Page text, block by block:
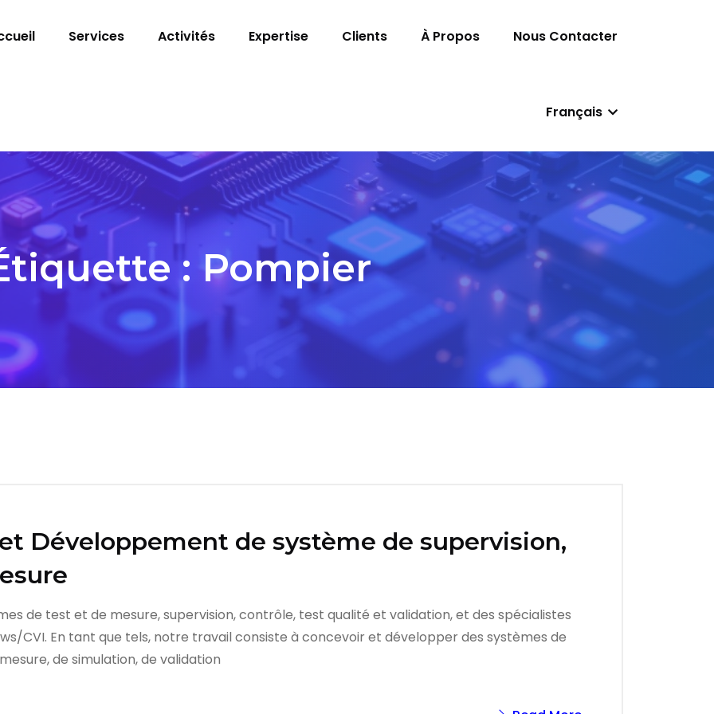
Services Activités Expertise Clients À Propos Nous Contacter
Français
:Pompier
Développement de système de supervision,
de test et de mesure, supervision, contrôle, test qualité et validation, et des spécialistes
CVI. En tant que tels, notre travail consiste à concevoir et développer des systèmes de
de simulation, de validation